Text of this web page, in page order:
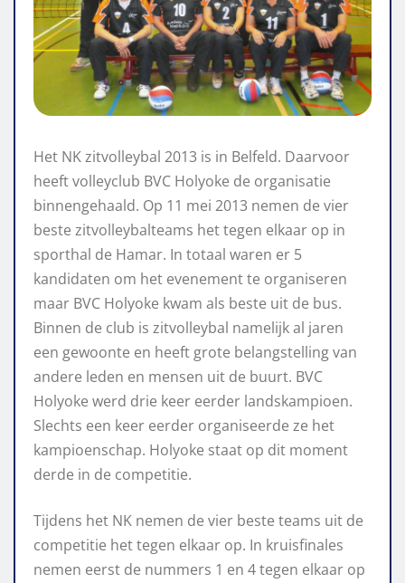
Het NK zitvolleybal 2013 is in Belfeld. Daarvoor
heeft volleyclub BVC Holyoke de organisatie
binnengehaald. Op 11 mei 2013 nemen de vier
beste zitvolleybalteams het tegen elkaar op in
sporthal de Hamar. In totaal waren er 5
kandidaten om het evenement te organiseren
maar BVC Holyoke kwam als beste uit de bus.
Binnen de club is zitvolleybal namelijk al jaren
een gewoonte en heeft grote belangstelling van
andere leden en mensen uit de buurt. BVC
Holyoke werd drie keer eerder landskampioen.
Slechts een keer eerder organiseerde ze het
kampioenschap. Holyoke staat op dit moment
derde in de competitie.
Tijdens het NK nemen de vier beste teams uit de
competitie het tegen elkaar op. In kruisfinales
nemen eerst de nummers 1 en 4 tegen elkaar op